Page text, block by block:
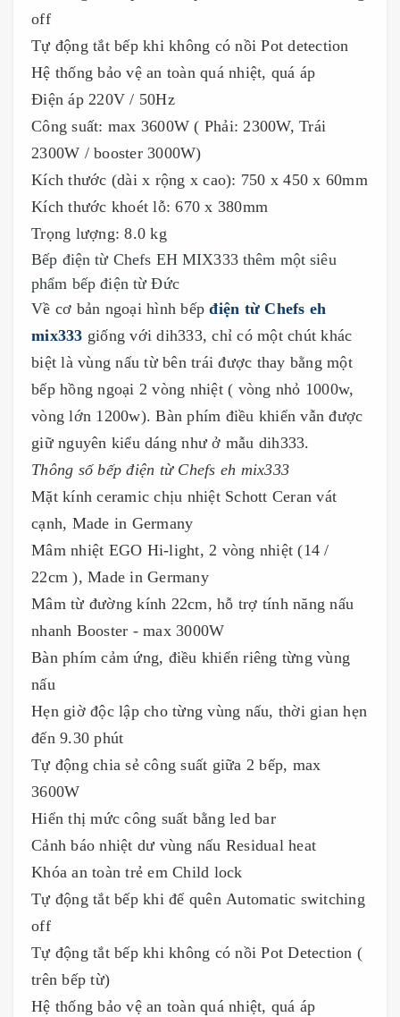
off
Tự động tắt bếp khi không có nồi Pot detection
Hệ thống bảo vệ an toàn quá nhiệt, quá áp
Điện áp 220V / 50Hz
Công suất: max 3600W ( Phải: 2300W, Trái
2300W / booster 3000W)
Kích thước (dài x rộng x cao): 750 x 450 x 60mm
Kích thước khoét lỗ: 670 x 380mm
Trọng lượng: 8.0 kg
Bếp điện từ Chefs EH MIX333 thêm một siêu
phẩm bếp điện từĐức
Về cơ bản ngoại hình bếpđiện từ Chefs eh
mix333 giống với dih333, chỉ có một chút khác
biệt là vùng nấu từ bên trái được thay bằng một
bếp hồng ngoại 2 vòng nhiệt ( vòng nhỏ 1000w,
vòng lớn 1200w). Bàn phím điều khiển vẫn được
giữ nguyên kiểu dáng như ở mẫu dih333.
Thông số bếp điện từ Chefs eh mix333
Mặt kính ceramic chịu nhiệt Schott Ceran vát
cạnh, Made in Germany
Mâm nhiệt EGO Hi-light, 2 vòng nhiệt (14 /
22cm ), Made in Germany
Mâm từ đường kính 22cm, hỗ trợ tính năng nấu
nhanh Booster - max 3000W
Bàn phím cảm ứng, điều khiển riêng từng vùng
nấu
Hẹn giờ độc lập cho từng vùng nấu, thời gian hẹn
đến 9.30 phút
Tự động chia sẻ công suất giữa 2 bếp, max
3600W
Hiển thị mức công suất bằng led bar
Cảnh báo nhiệt dư vùng nấu Residual heat
Khóa an toàn trẻ em Child lock
Tự động tắt bếp khi để quên Automatic switching
off
Tự động tắt bếp khi không có nồi Pot Detection (
trên bếp từ)
Hệ thống bảo vệ an toàn quá nhiệt, quá áp